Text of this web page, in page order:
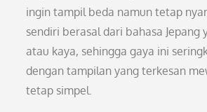
ingin tampil beda namun tetap
sendiri berasal dari bahasa Jepang
atau kaya, sehingga gaya ini
dengan tampilan yang terkesan
tetap simpel.